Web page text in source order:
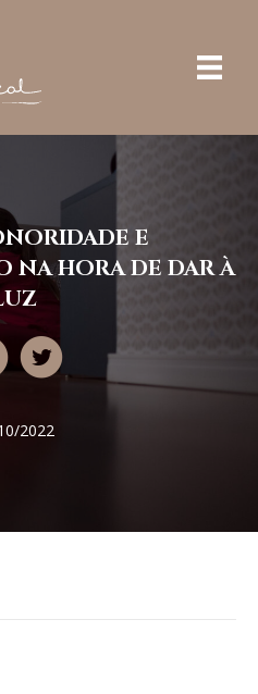
E
NA HORA DE DAR À
2022